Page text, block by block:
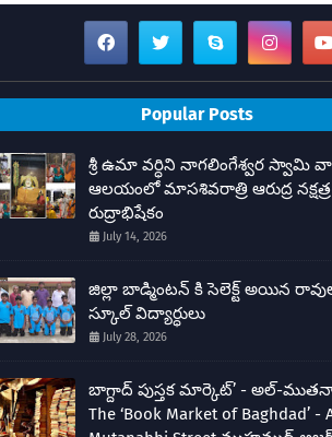
Popular Posts
శ్రీ ఉమా వర్ధిని నాగలింగేశ్వర స్వామి
ఆలయంలో మాసశివరాత్రి ఆరుద్ర
రుద్రాభిషేకం
July 14, 2026
జిల్లా బాడ్మింటన్ కి సెలెక్ట్ అయిన
స్కూల్ విద్యార్ధులు
July 28, 2026
బాగ్దాద్ పుస్తక మార్కెట్’ - అల్-
The ‘Book Market of Baghdad’ -